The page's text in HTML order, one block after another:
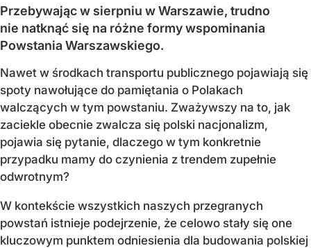
Przebywając w sierpniu w Warszawie, trudno
nie natknąć się na różne formy wspominania
Powstania Warszawskiego.
Nawet w środkach transportu publicznego pojawiają się
spoty nawołujące do pamiętania o Polakach
walczących w tym powstaniu. Zważywszy na to, jak
zaciekle obecnie zwalcza się polski nacjonalizm,
pojawia się pytanie, dlaczego w tym konkretnie
przypadku mamy do czynienia z trendem zupełnie
odwrotnym?
W kontekście wszystkich naszych przegranych
powstań istnieje podejrzenie, że celowo stały się one
kluczowym punktem odniesienia dla budowania polskiej